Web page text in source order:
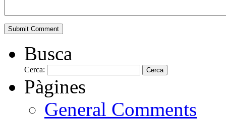
Busca
Cerca:
Pàgines
General Comments